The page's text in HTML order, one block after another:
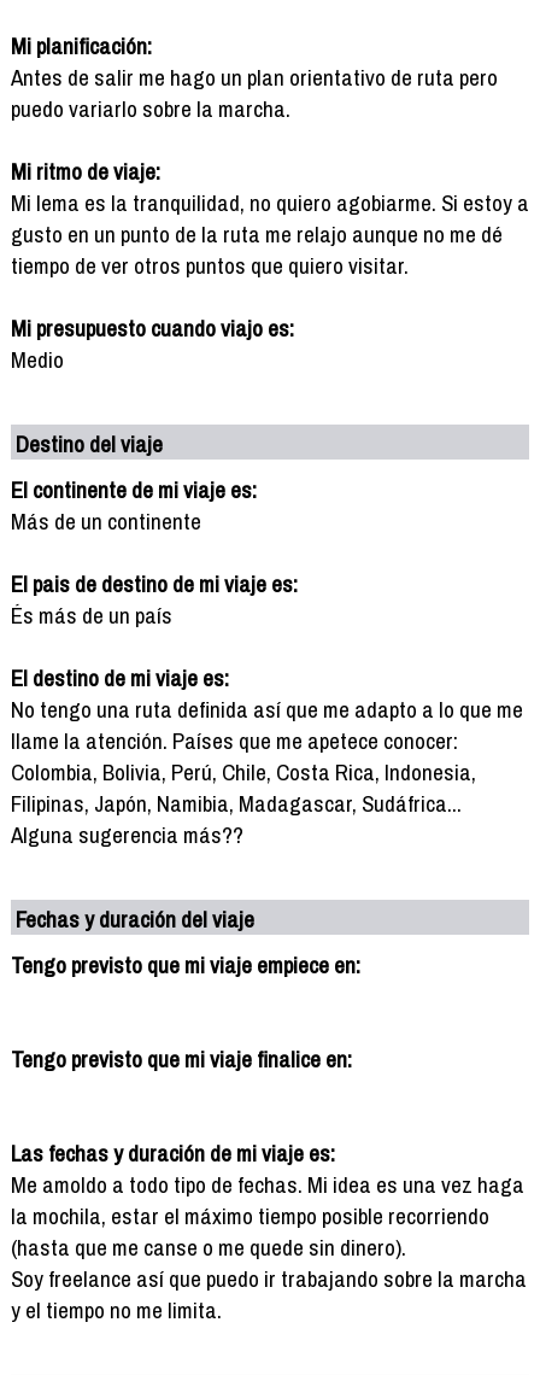
Mi planificación:
Antes de salir me hago un plan orientativo de ruta pero
puedo variarlo sobre la marcha.
Mi ritmo de viaje:
Mi lema es la tranquilidad, no quiero agobiarme. Si estoy a
gusto en un punto de la ruta me relajo aunque no me dé
tiempo de ver otros puntos que quiero visitar.
Mi presupuesto cuando viajo es:
Medio
Destino del viaje
El continente de mi viaje es:
Más de un continente
El pais de destino de mi viaje es:
És más de un país
El destino de mi viaje es:
No tengo una ruta definida así que me adapto a lo que me
llame la atención. Países que me apetece conocer:
Colombia, Bolivia, Perú, Chile, Costa Rica, Indonesia,
Filipinas, Japón, Namibia, Madagascar, Sudáfrica...
Alguna sugerencia más??
Fechas y duración del viaje
Tengo previsto que mi viaje empiece en:
Tengo previsto que mi viaje finalice en:
Las fechas y duración de mi viaje es:
Me amoldo a todo tipo de fechas. Mi idea es una vez haga
la mochila, estar el máximo tiempo posible recorriendo
(hasta que me canse o me quede sin dinero).
Soy freelance así que puedo ir trabajando sobre la marcha
y el tiempo no me limita.